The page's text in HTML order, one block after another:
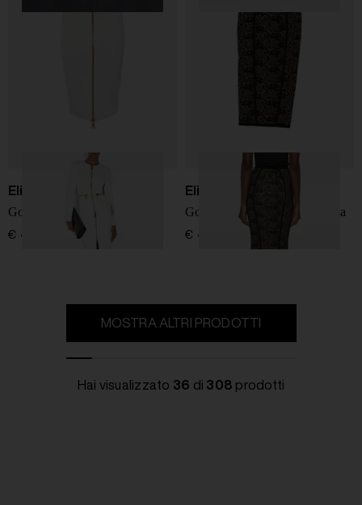
Elisabetta Franchi
Gonna midi con zip
€ 440,00
Elisabetta Franchi
Gonna midi lavorata a maglia
€ 450,00
MOSTRA ALTRI PRODOTTI
Hai visualizzato 36 di 308 prodotti